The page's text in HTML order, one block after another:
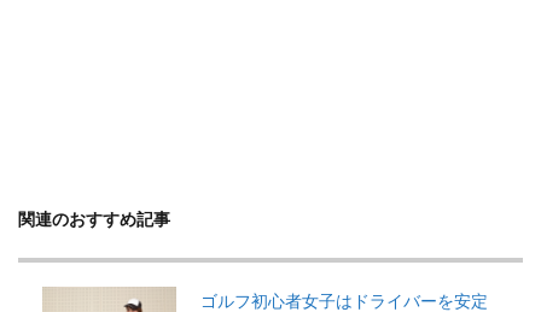
関連のおすすめ記事
ゴルフ初心者女子はドライバーを安定